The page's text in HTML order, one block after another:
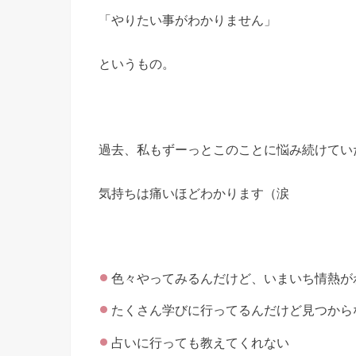
「やりたい事がわかりません」
というもの。
過去、私もずーっとこのことに悩み続けてい
気持ちは痛いほどわかります（涙
色々やってみるんだけど、いまいち情熱が
たくさん学びに行ってるんだけど見つから
占いに行っても教えてくれない